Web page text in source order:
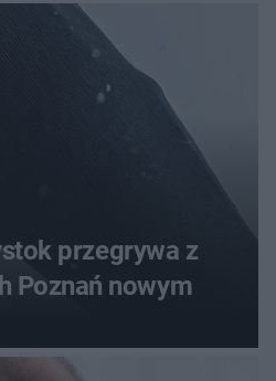
przegrywa z
Poznań nowym